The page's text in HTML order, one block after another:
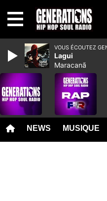
NEWS MUSIQUE
VOUS ÉCOUTEZ
Lagui
Maracanã